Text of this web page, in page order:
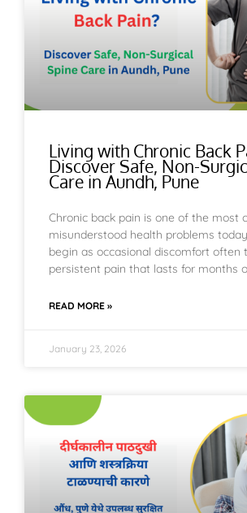
Living with Chronic Back
Discover Safe, Non-
Care in Aundh, Pune
Chronic back pain is one of the most
misunderstood health problems
begin as occasional discomfort often
persistent pain that lasts for months
READ MORE »
January 23, 2026